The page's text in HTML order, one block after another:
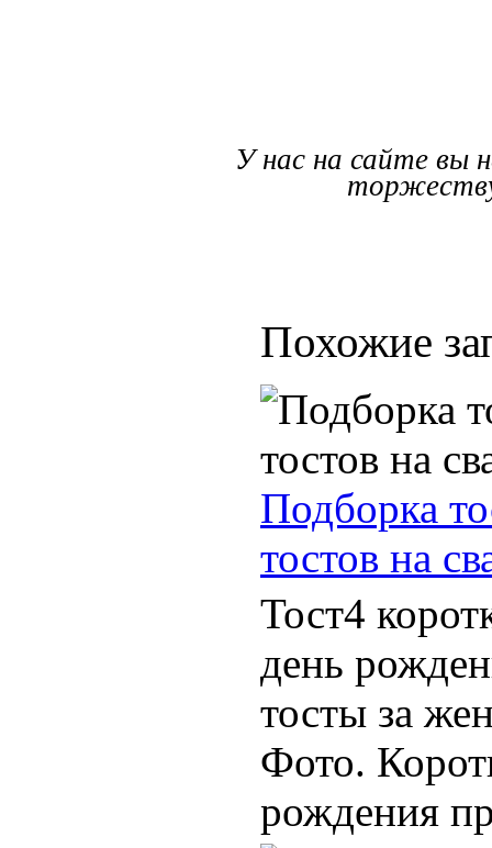
У нас на сайте вы
Похожие
Подборка
тостов на
Тост4
день
тосты за
Фото.
рождения